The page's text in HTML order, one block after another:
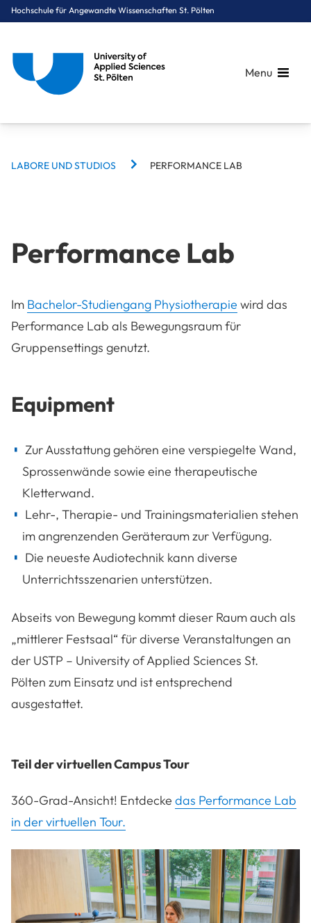
Hochschule für Angewandte Wissenschaften St. Pölten
Menu
You are here:
BREADCRUMBS
LABORE UND STUDIOS PERFORMANCE LAB
Performance Lab
Im Bachelor-Studiengang Physiotherapie wird das
Performance Lab als Bewegungsraum für
Gruppensettings genutzt.
Equipment
Zur Ausstattung gehören eine verspiegelte Wand,
Sprossenwände sowie eine therapeutische
Kletterwand.
Lehr-, Therapie- und Trainingsmaterialien stehen
im angrenzenden Geräteraum zur Verfügung.
Die neueste Audiotechnik kann diverse
Unterrichtsszenarien unterstützen.
Abseits von Bewegung kommt dieser Raum auch als
„mittlerer Festsaal“ für diverse Veranstaltungen an
der USTP – University of Applied Sciences St.
Pölten zum Einsatz und ist entsprechend
ausgestattet.
Teil der virtuellen Campus Tour
360-Grad-Ansicht! Entdecke das Performance Lab
in der virtuellen Tour.